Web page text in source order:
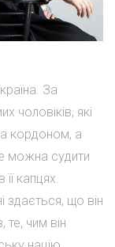
За
чоловіків, які
кордоном, а
можна судити
капцях.
що він
те, чим він